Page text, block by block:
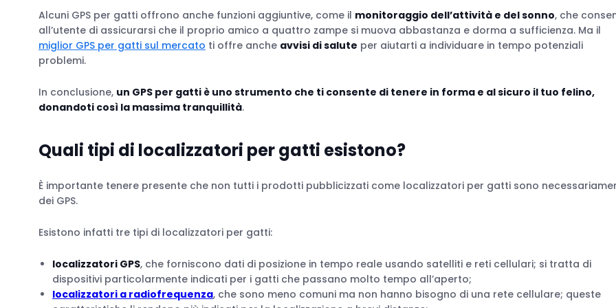
Alcuni GPS per gatti offrono anche funzioni aggiuntive, come il monitoraggio dell’attività e del sonno, che
all’utente di assicurarsi che il proprio amico a quattro zampe si muova abbastanza e dorma a sufficienza. Ma il
miglior GPS per gatti sul mercato ti offre anche avvisi di salute per aiutarti a individuare in tempo potenziali
problemi.
In conclusione, un GPS per gatti è uno strumento che ti consente di tenere in forma e al sicuro il tuo felino,
donandoti così la massima tranquillità.
Quali tipi di localizzatori per gatti esistono?
È importante tenere presente che non tutti i prodotti pubblicizzati come localizzatori per gatti sono
dei GPS.
Esistono infatti tre tipi di localizzatori per gatti:
localizzatori GPS, che forniscono dati di posizione in tempo reale usando satelliti e reti cellulari; si tratta di
dispositivi particolarmente indicati per i gatti che passano molto tempo all’aperto;
localizzatori a radiofrequenza, che sono meno comuni ma non hanno bisogno di una rete cellulare; queste